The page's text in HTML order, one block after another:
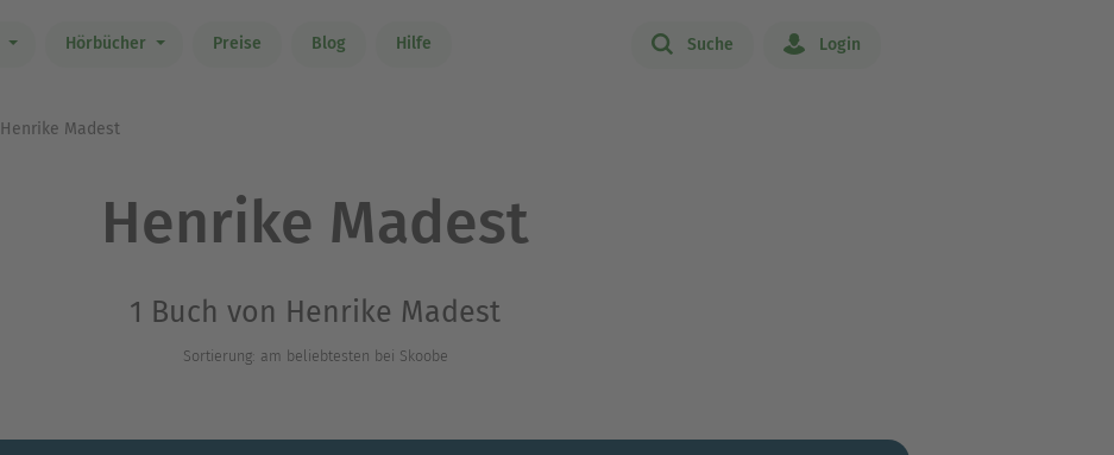
Hörbücher Preise Blog Hilfe Suche Login
Henrike Madest
Henrike Madest
1 Buch von Henrike Madest
Sortierung: am beliebtesten bei Skoobe